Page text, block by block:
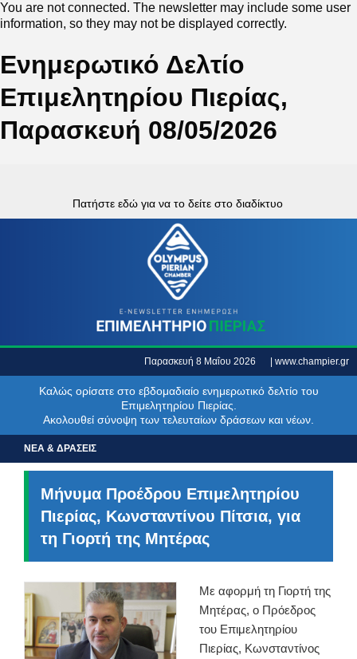
You are not connected. The newsletter may include some user
information, so they may not be displayed correctly.
Ενημερωτικό Δελτίο
Επιμελητηρίου Πιερίας,
Παρασκευή 08/05/2026
Πατήστε εδώ για να το δείτε στο διαδίκτυο‍
Παρασκευή 8 Μαΐου 2026 | www.champier.gr
Καλώς ορίσατε στο εβδομαδιαίο ενημερωτικό δελτίο του
Επιμελητηρίου Πιερίας.
Ακολουθεί σύνοψη των τελευταίων δράσεων και νέων.
ΝΕΑ & ΔΡΑΣΕΙΣ
Μήνυμα Προέδρου Επιμελητηρίου
Πιερίας, Κωνσταντίνου Πίτσια, για
τη Γιορτή της Μητέρας
Με αφορμή τη Γιορτή της
Μητέρας, ο Πρόεδρος
του Επιμελητηρίου
Πιερίας, Κωνσταντίνος